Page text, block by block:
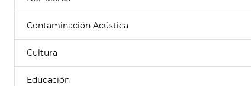
Contaminación Acústica
Cultura
Educación